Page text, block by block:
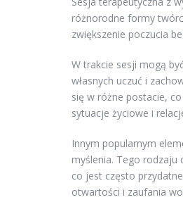
różnorodne formy
zwiększenie poczucia
W trakcie sesji mogą
własnych uczuć i
się w różne postacie,
sytuacje życiowe i
Innym popularnym
myślenia. Tego rodzaju
co jest często
otwartości i zaufania